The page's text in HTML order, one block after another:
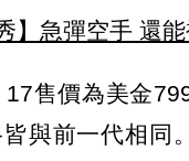
】急彈空手 還
售價為美金
與前一代相同